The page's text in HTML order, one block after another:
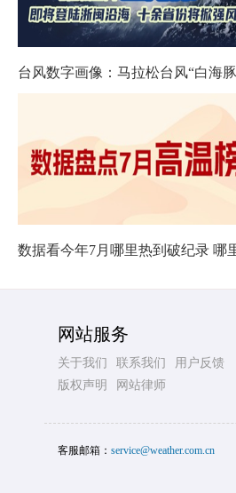
网站服务
关于我们 联系我们
用户反馈
版权声明
网站律师
客服邮箱： service@weather.com.cn